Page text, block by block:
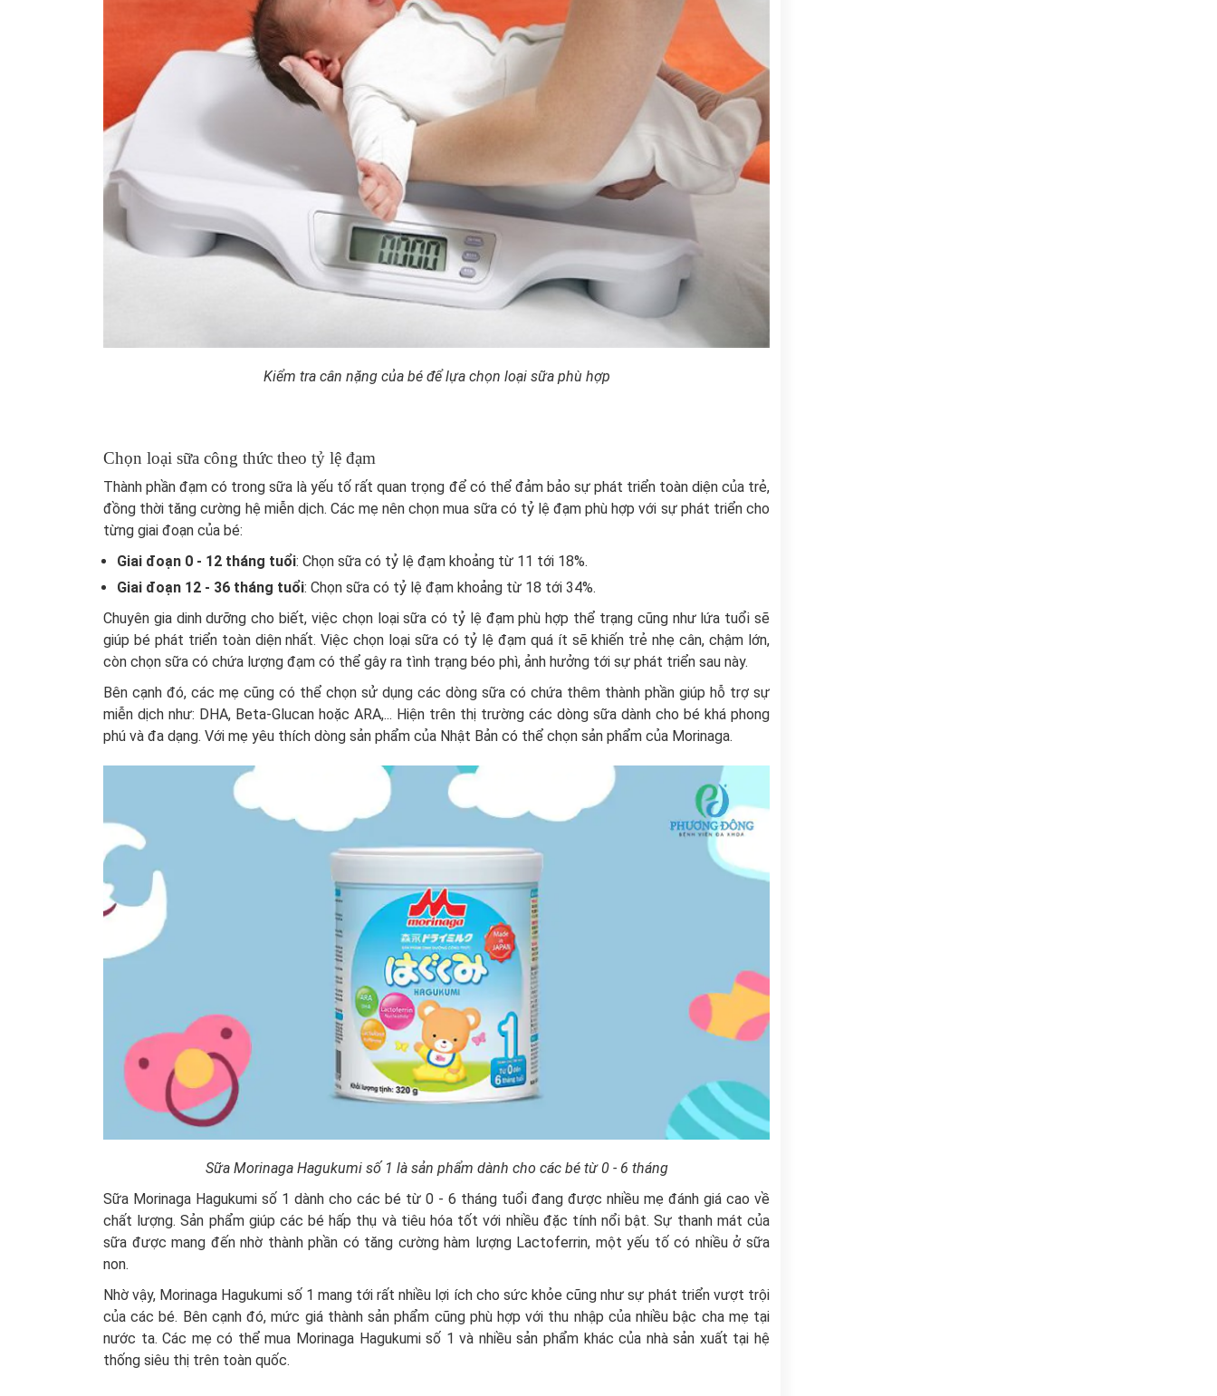
Kiểm tra cân nặng của bé để lựa chọn loại sữa phù hợp
Chọn loại sữa công thức theo tỷ lệ đạm
Thành phần đạm có trong sữa là yếu tố rất quan trọng để có thể đảm bảo sự phát triển toàn diện của trẻ,
đồng thời tăng cường hệ miễn dịch. Các mẹ nên chọn mua sữa có tỷ lệ đạm phù hợp với sự phát triển cho
từng giai đoạn của bé:
Giai đoạn 0 - 12 tháng tuổi: Chọn sữa có tỷ lệ đạm khoảng từ 11 tới 18%.
Giai đoạn 12 - 36 tháng tuổi: Chọn sữa có tỷ lệ đạm khoảng từ 18 tới 34%.
Chuyên gia dinh dưỡng cho biết, việc chọn loại sữa có tỷ lệ đạm phù hợp thể trạng cũng như lứa tuổi sẽ
giúp bé phát triển toàn diện nhất. Việc chọn loại sữa có tỷ lệ đạm quá ít sẽ khiến trẻ nhẹ cân, chậm lớn,
còn chọn sữa có chứa lượng đạm có thể gây ra tình trạng béo phì, ảnh hưởng tới sự phát triển sau này.
Bên cạnh đó, các mẹ cũng có thể chọn sử dụng các dòng sữa có chứa thêm thành phần giúp hỗ trợ sự
miễn dịch như: DHA, Beta-Glucan hoặc ARA,... Hiện trên thị trường các dòng sữa dành cho bé khá phong
phú và đa dạng. Với mẹ yêu thích dòng sản phẩm của Nhật Bản có thể chọn sản phẩm của Morinaga.
Sữa Morinaga Hagukumi số 1 là sản phẩm dành cho các bé từ 0 - 6 tháng
Sữa Morinaga Hagukumi số 1 dành cho các bé từ 0 - 6 tháng tuổi đang được nhiều mẹ đánh giá cao về
chất lượng. Sản phẩm giúp các bé hấp thụ và tiêu hóa tốt với nhiều đặc tính nổi bật. Sự thanh mát của
sữa được mang đến nhờ thành phần có tăng cường hàm lượng Lactoferrin, một yếu tố có nhiều ở sữa
non.
Nhờ vậy, Morinaga Hagukumi số 1 mang tới rất nhiều lợi ích cho sức khỏe cũng như sự phát triển vượt trội
của các bé. Bên cạnh đó, mức giá thành sản phẩm cũng phù hợp với thu nhập của nhiều bậc cha mẹ tại
nước ta. Các mẹ có thể mua Morinaga Hagukumi số 1 và nhiều sản phẩm khác của nhà sản xuất tại hệ
thống siêu thị trên toàn quốc.